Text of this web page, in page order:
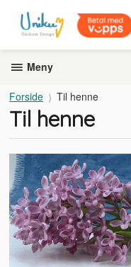
innholdet
Meny
Forside Til henne
Til henne